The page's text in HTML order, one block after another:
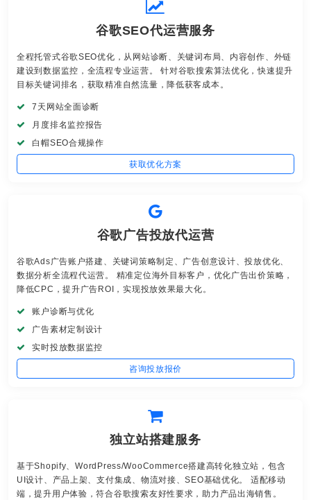
谷歌SEO代运营服务
全程托管式谷歌SEO优化，从网站诊断、关键词布局、内容创作、外链
建设到数据监控，全流程专业运营。 针对谷歌搜索算法优化，快速提升
目标关键词排名，获取精准自然流量，降低获客成本。
7天网站全面诊断
月度排名监控报告
白帽SEO合规操作
获取优化方案
谷歌广告投放代运营
谷歌Ads广告账户搭建、关键词策略制定、广告创意设计、投放优化、
数据分析全流程代运营。 精准定位海外目标客户，优化广告出价策略，
降低CPC，提升广告ROI，实现投放效果最大化。
账户诊断与优化
广告素材定制设计
实时投放数据监控
咨询投放报价
独立站搭建服务
基于Shopify、WordPress/WooCommerce搭建高转化独立站，包含
UI设计、产品上架、支付集成、物流对接、SEO基础优化。 适配移动
端，提升用户体验，符合谷歌搜索友好性要求，助力产品出海销售。